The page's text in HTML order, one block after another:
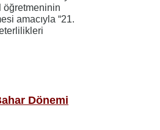
öğretmeninin
amacıyla “21.
Dönemi